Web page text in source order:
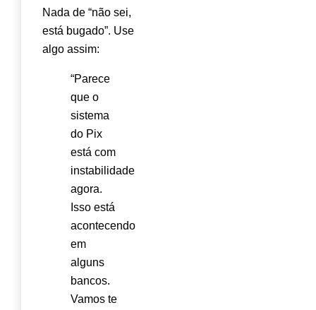
Nada de “não sei,
está bugado”. Use
algo assim:
“Parece
que o
sistema
do Pix
está com
instabilidade
agora.
Isso está
acontecendo
em
alguns
bancos.
Vamos te